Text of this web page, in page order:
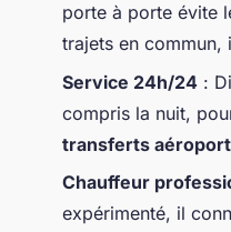
porte à porte évite
trajets en commun,
Service 24h/24 :
compris la nuit,
transferts
Chauffeur
expérimenté, il